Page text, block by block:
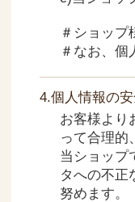
＃ショッ
＃なお、
4.個人情報の
お客様より
って合理的
当ショップ
タへの不正
努めます。